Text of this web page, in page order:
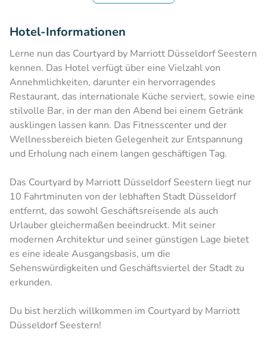
Hotel-Informationen
Lerne nun das Courtyard by Marriott Düsseldorf Seestern
kennen. Das Hotel verfügt über eine Vielzahl von
Annehmlichkeiten, darunter ein hervorragendes
Restaurant, das internationale Küche serviert, sowie eine
stilvolle Bar, in der man den Abend bei einem Getränk
ausklingen lassen kann. Das Fitnesscenter und der
Wellnessbereich bieten Gelegenheit zur Entspannung
und Erholung nach einem langen geschäftigen Tag.
Das Courtyard by Marriott Düsseldorf Seestern liegt nur
10 Fahrtminuten von der lebhaften Stadt Düsseldorf
entfernt, das sowohl Geschäftsreisende als auch
Urlauber gleichermaßen beeindruckt. Mit seiner
modernen Architektur und seiner günstigen Lage bietet
es eine ideale Ausgangsbasis, um die
Sehenswürdigkeiten und Geschäftsviertel der Stadt zu
erkunden.
Du bist herzlich willkommen im Courtyard by Marriott
Düsseldorf Seestern!